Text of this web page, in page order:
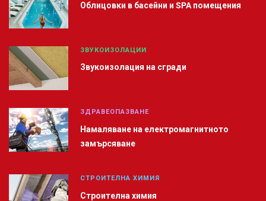
Облицовки в басейни и SPA помещения
ЗВУКОИЗОЛАЦИИ
Звукоизолация на сгради
ЗДРАВЕОПАЗВАНЕ
Намаляване на електромагнитното
замърсяване
СТРОИТЕЛНА ХИМИЯ
Строителна химия